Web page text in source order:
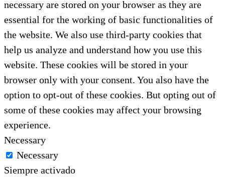
necessary are stored on your browser as they are
essential for the working of basic functionalities of
the website. We also use third-party cookies that
help us analyze and understand how you use this
website. These cookies will be stored in your
browser only with your consent. You also have the
option to opt-out of these cookies. But opting out of
some of these cookies may affect your browsing
experience.
Necessary
Necessary
Siempre activado